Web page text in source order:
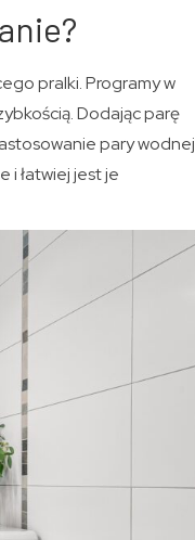
pralki. Programy w
Dodając parę
pary wodnej
i łatwiej jest je